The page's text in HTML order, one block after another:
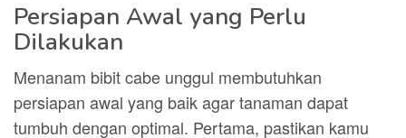
Persiapan Awal yang Perlu
Dilakukan
Menanam bibit cabe unggul membutuhkan
persiapan awal yang baik agar tanaman dapat
tumbuh dengan optimal. Pertama, pastikan kamu